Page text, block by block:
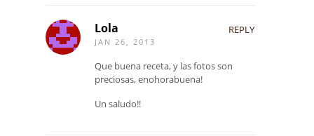
Lola
JAN 26, 2013
REPLY
Que buena receta, y las fotos son
preciosas, enohorabuena!
Un saludo!!